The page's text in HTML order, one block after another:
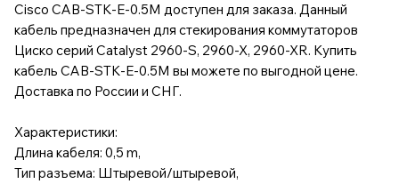
Cisco CAB-STK-E-0.5M доступен для заказа. Данный
кабель предназначен для стекирования коммутаторов
Циско серий Catalyst 2960-S, 2960-X, 2960-XR. Купить
кабель CAB-STK-E-0.5M вы можете по выгодной цене.
Доставка по России и СНГ.
Характеристики:
Длина кабеля: 0,5 m,
Тип разъема: Штыревой/штыревой,